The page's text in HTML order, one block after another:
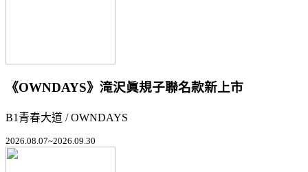
《OWNDAYS》滝沢眞規子聯名款新上市
B1青春大道 / OWNDAYS
2026.08.07~2026.09.30